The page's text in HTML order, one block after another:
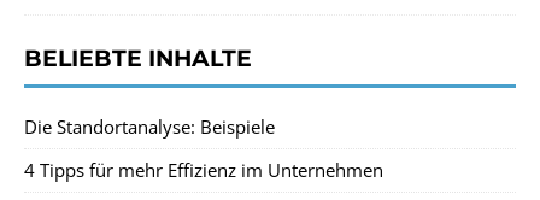
BELIEBTE INHALTE
Die Standortanalyse: Beispiele
4 Tipps für mehr Effizienz im Unternehmen